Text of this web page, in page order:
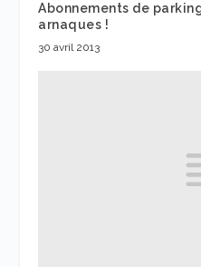
Abonnements de
arnaques !
30 avril 2013